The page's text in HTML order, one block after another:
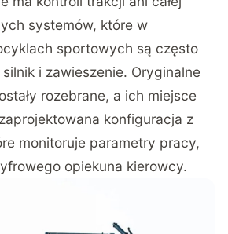
systemów, które w
sportowych są często
i zawieszenie. Oryginalne
rozebrane, a ich miejsce
konfiguracja z
monitoruje parametry pracy,
opiekuna kierowcy.